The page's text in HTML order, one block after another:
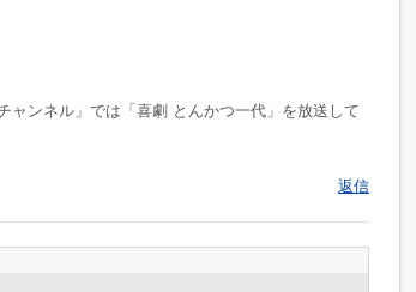
ャンネル」では「喜劇 とんかつ一代」を放送して
返信